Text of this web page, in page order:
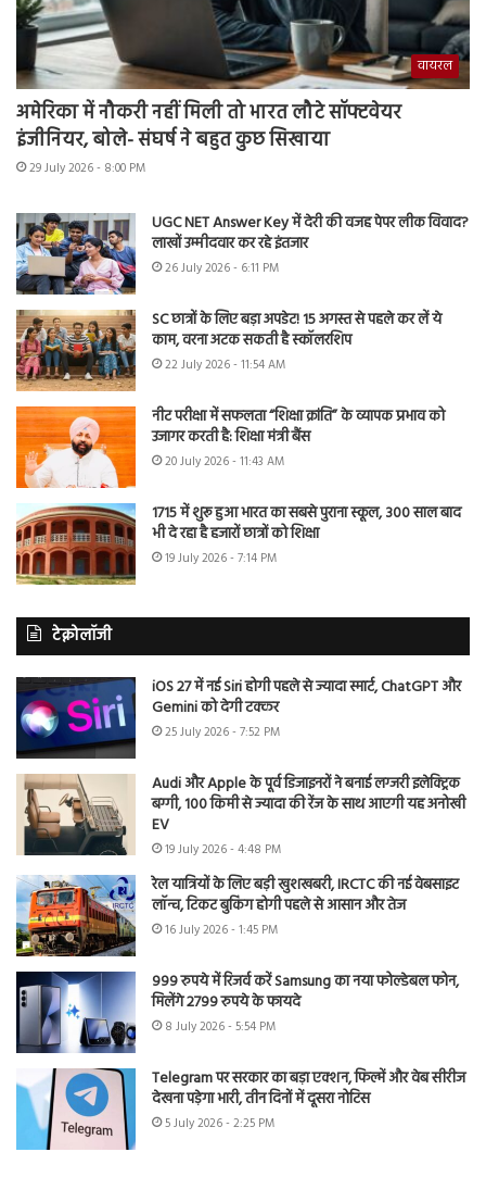
वायरल
अमेरिका में नौकरी नहीं मिली तो भारत लौटे सॉफ्टवेयर
इंजीनियर, बोले- संघर्ष ने बहुत कुछ सिखाया
29 July 2026 - 8:00 PM
UGC NET Answer Key में देरी की वजह पेपर लीक विवाद?
लाखों उम्मीदवार कर रहे इंतजार
26 July 2026 - 6:11 PM
SC छात्रों के लिए बड़ा अपडेट! 15 अगस्त से पहले कर लें ये
काम, वरना अटक सकती है स्कॉलरशिप
22 July 2026 - 11:54 AM
नीट परीक्षा में सफलता “शिक्षा क्रांति” के व्यापक प्रभाव को
उजागर करती है: शिक्षा मंत्री बैंस
20 July 2026 - 11:43 AM
1715 में शुरू हुआ भारत का सबसे पुराना स्कूल, 300 साल बाद
भी दे रहा है हजारों छात्रों को शिक्षा
19 July 2026 - 7:14 PM
टेक्नोलॉजी
iOS 27 में नई Siri होगी पहले से ज्यादा स्मार्ट, ChatGPT और
Gemini को देगी टक्कर
25 July 2026 - 7:52 PM
Audi और Apple के पूर्व डिजाइनरों ने बनाई लग्जरी इलेक्ट्रिक
बग्गी, 100 किमी से ज्यादा की रेंज के साथ आएगी यह अनोखी
EV
19 July 2026 - 4:48 PM
रेल यात्रियों के लिए बड़ी खुशखबरी, IRCTC की नई वेबसाइट
लॉन्च, टिकट बुकिंग होगी पहले से आसान और तेज
16 July 2026 - 1:45 PM
999 रुपये में रिजर्व करें Samsung का नया फोल्डेबल फोन,
मिलेंगे 2799 रुपये के फायदे
8 July 2026 - 5:54 PM
Telegram पर सरकार का बड़ा एक्शन, फिल्में और वेब सीरीज
देखना पड़ेगा भारी, तीन दिनों में दूसरा नोटिस
5 July 2026 - 2:25 PM